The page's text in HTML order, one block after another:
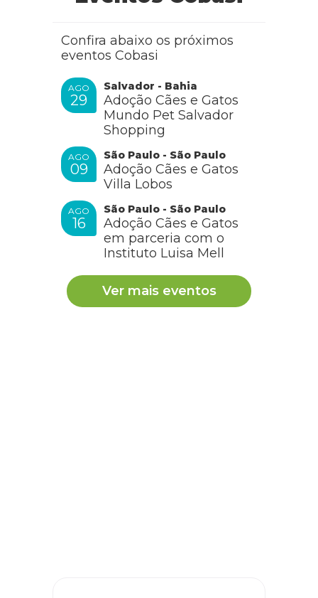
Confira abaixo os próximos
eventos Cobasi
AGO
29
Salvador - Bahia
Adoção Cães e Gatos
Mundo Pet Salvador
Shopping
AGO
09
São Paulo - São Paulo
Adoção Cães e Gatos
Villa Lobos
AGO
16
São Paulo - São Paulo
Adoção Cães e Gatos
em parceria com o
Instituto Luisa Mell
Ver mais eventos